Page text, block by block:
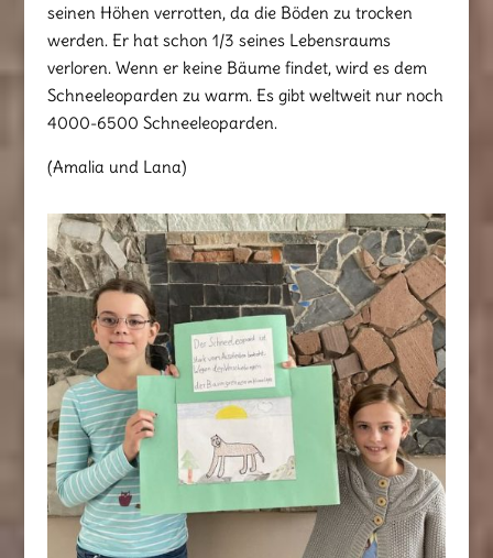
seinen Höhen verrotten, da die Böden zu trocken
werden. Er hat schon 1/3 seines Lebensraums
verloren. Wenn er keine Bäume findet, wird es dem
Schneeleoparden zu warm. Es gibt weltweit nur noch
4000-6500 Schneeleoparden.
(Amalia und Lana)